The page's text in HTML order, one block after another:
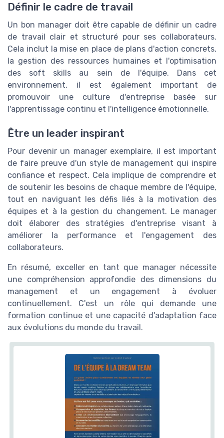
Définir le cadre de travail
Un bon manager doit être capable de définir un cadre
de travail clair et structuré pour ses collaborateurs.
Cela inclut la mise en place de plans d'action concrets,
la gestion des ressources humaines et l'optimisation
des soft skills au sein de l'équipe. Dans cet
environnement, il est également important de
promouvoir une culture d'entreprise basée sur
l'apprentissage continu et l'intelligence émotionnelle.
Être un leader inspirant
Pour devenir un manager exemplaire, il est important
de faire preuve d'un style de management qui inspire
confiance et respect. Cela implique de comprendre et
de soutenir les besoins de chaque membre de l'équipe,
tout en naviguant les défis liés à la motivation des
équipes et à la gestion du changement. Le manager
doit élaborer des stratégies d'entreprise visant à
améliorer la performance et l'engagement des
collaborateurs.
En résumé, exceller en tant que manager nécessite
une compréhension approfondie des dimensions du
management et un engagement à évoluer
continuellement. C'est un rôle qui demande une
formation continue et une capacité d'adaptation face
aux évolutions du monde du travail.